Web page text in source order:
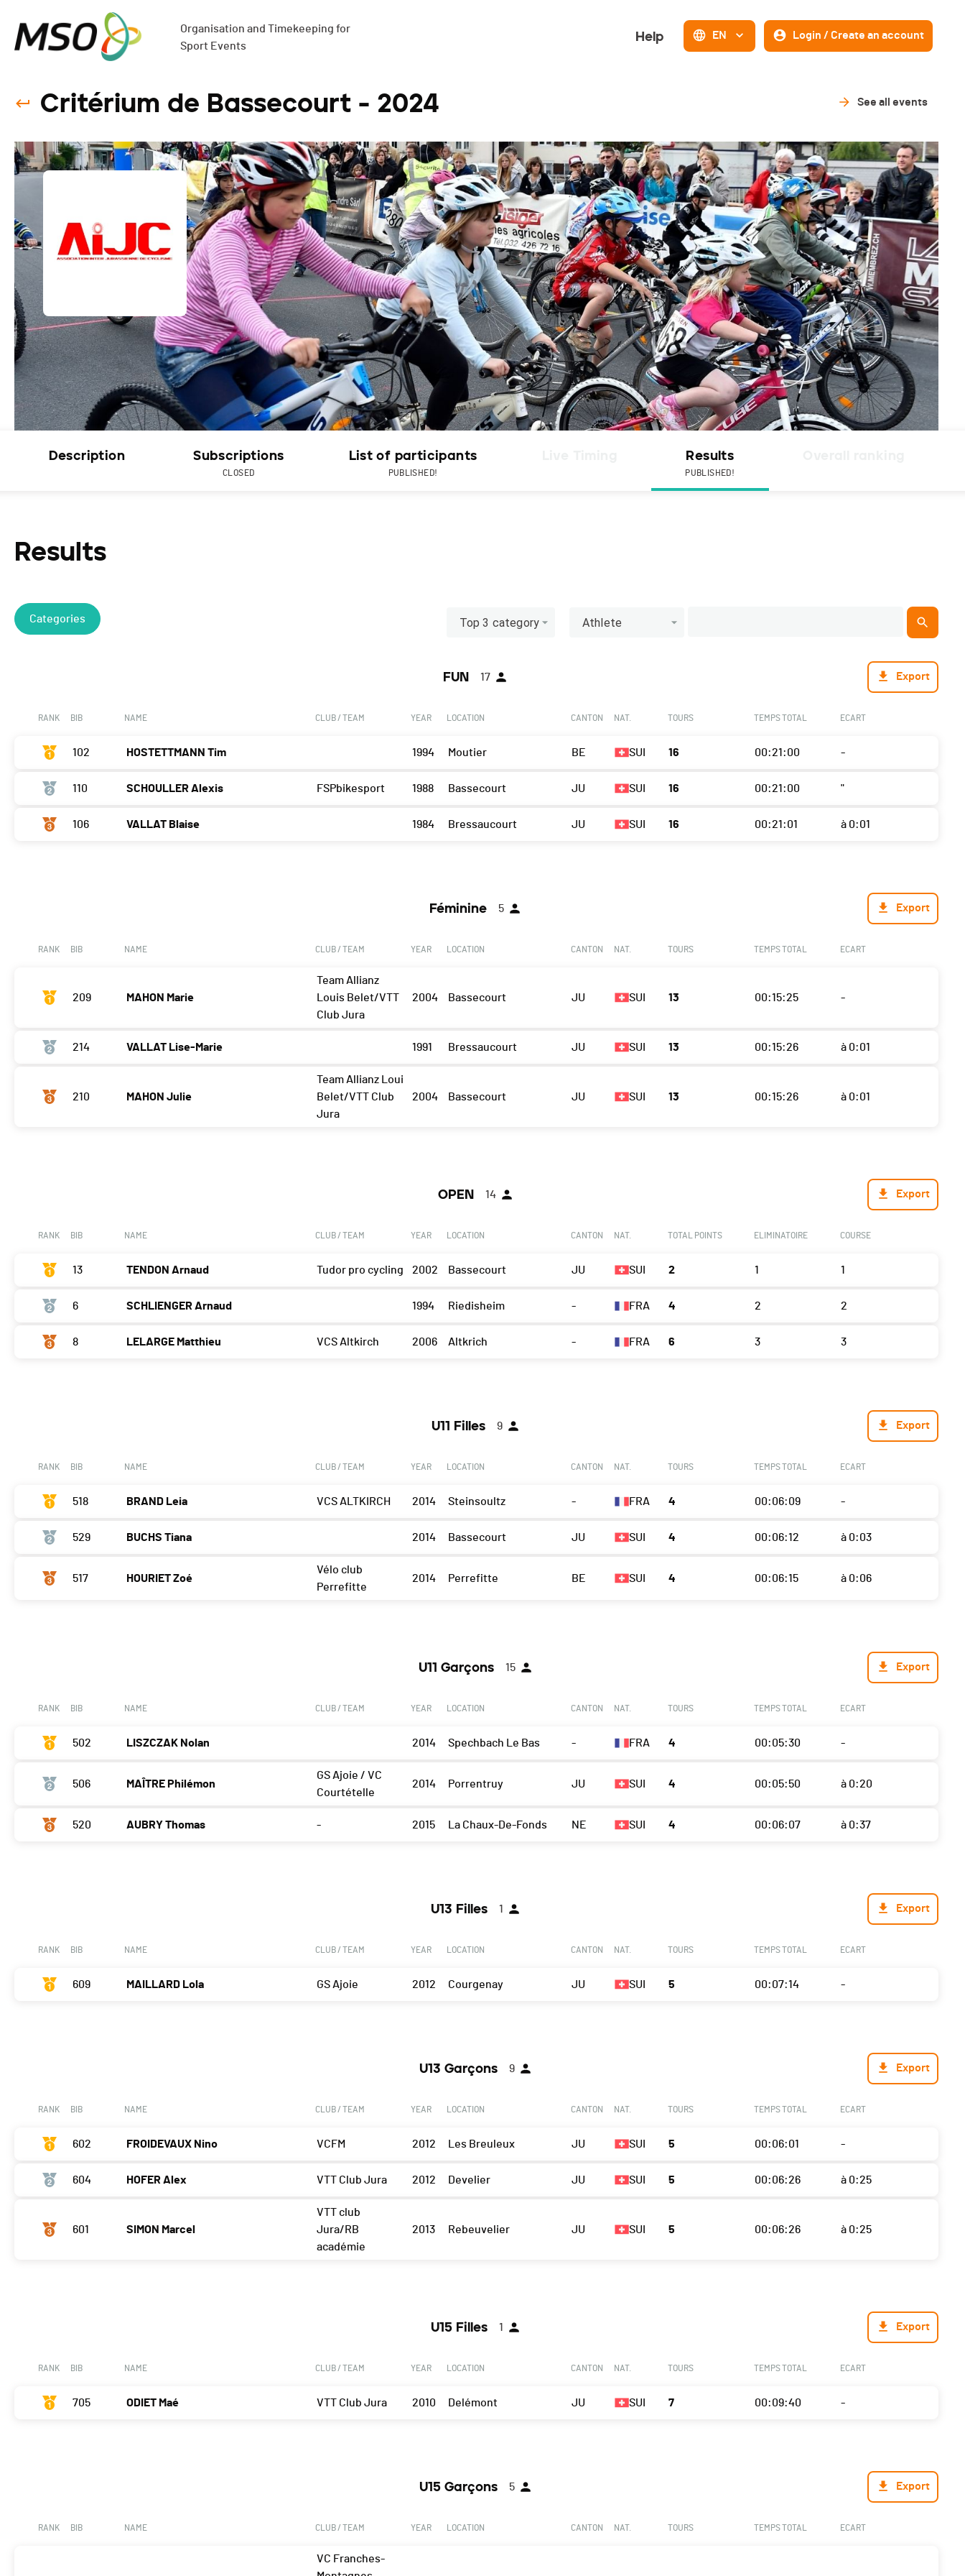
Organisation and Timekeeping for
Sport Events
Help EN Login / Create an account
Critérium de Bassecourt - 2024 See all events
Description Subscriptions
CLOSED
List of participants
PUBLISHED!
Results
PUBLISHED!
Results
Categories Top 3 category Athlete
FUN 17 Export
RANK BIB NAME CLUB / TEAM YEAR LOCATION CANTON NAT. TOURS TEMPS TOTAL ECART
102 HOSTETTMANN Tim 1994 Moutier BE SUI 16 00:21:00 -
110 SCHOULLER Alexis FSPbikesport 1988 Bassecourt JU SUI 16 00:21:00 "
106 VALLAT Blaise 1984 Bressaucourt JU SUI 16 00:21:01 à 0:01
Féminine 5 Export
RANK BIB NAME CLUB / TEAM YEAR LOCATION CANTON NAT. TOURS TEMPS TOTAL ECART
209 MAHON Marie
Team Allianz
Louis Belet/VTT
Club Jura
2004 Bassecourt JU SUI 13 00:15:25 -
214 VALLAT Lise-Marie 1991 Bressaucourt JU SUI 13 00:15:26 à 0:01
210 MAHON Julie
Team Allianz Loui
Belet/VTT Club
Jura
2004 Bassecourt JU SUI 13 00:15:26 à 0:01
OPEN 14 Export
RANK BIB NAME CLUB / TEAM YEAR LOCATION CANTON NAT. TOTAL POINTS ELIMINATOIRE COURSE
13 TENDON Arnaud Tudor pro cycling 2002 Bassecourt JU SUI 2 1 1
6 SCHLIENGER Arnaud 1994 Riedisheim - FRA 4 2 2
8 LELARGE Matthieu VCS Altkirch 2006 Altkrich - FRA 6 3 3
U11 Filles 9 Export
RANK BIB NAME CLUB / TEAM YEAR LOCATION CANTON NAT. TOURS TEMPS TOTAL ECART
518 BRAND Leia VCS ALTKIRCH 2014 Steinsoultz - FRA 4 00:06:09 -
529 BUCHS Tiana 2014 Bassecourt JU SUI 4 00:06:12 à 0:03
517 HOURIET Zoé
Vélo club
Perrefitte
2014 Perrefitte BE SUI 4 00:06:15 à 0:06
U11 Garçons 15 Export
RANK BIB NAME CLUB / TEAM YEAR LOCATION CANTON NAT. TOURS TEMPS TOTAL ECART
502 LISZCZAK Nolan 2014 Spechbach Le Bas - FRA 4 00:05:30 -
506 MAÎTRE Philémon
GS Ajoie / VC
Courtételle
2014 Porrentruy JU SUI 4 00:05:50 à 0:20
520 AUBRY Thomas - 2015 La Chaux-De-Fonds NE SUI 4 00:06:07 à 0:37
U13 Filles 1 Export
RANK BIB NAME CLUB / TEAM YEAR LOCATION CANTON NAT. TOURS TEMPS TOTAL ECART
609 MAILLARD Lola GS Ajoie 2012 Courgenay JU SUI 5 00:07:14 -
U13 Garçons 9 Export
RANK BIB NAME CLUB / TEAM YEAR LOCATION CANTON NAT. TOURS TEMPS TOTAL ECART
602 FROIDEVAUX Nino VCFM 2012 Les Breuleux JU SUI 5 00:06:01 -
604 HOFER Alex VTT Club Jura 2012 Develier JU SUI 5 00:06:26 à 0:25
601 SIMON Marcel
VTT club
Jura/RB
académie
2013 Rebeuvelier JU SUI 5 00:06:26 à 0:25
U15 Filles 1 Export
RANK BIB NAME CLUB / TEAM YEAR LOCATION CANTON NAT. TOURS TEMPS TOTAL ECART
705 ODIET Maé VTT Club Jura 2010 Delémont JU SUI 7 00:09:40 -
U15 Garçons 5 Export
RANK BIB NAME CLUB / TEAM YEAR LOCATION CANTON NAT. TOURS TEMPS TOTAL ECART
VC Franches-